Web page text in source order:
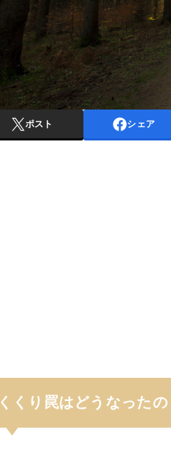
ポスト シェア
くくり罠はどうなったの